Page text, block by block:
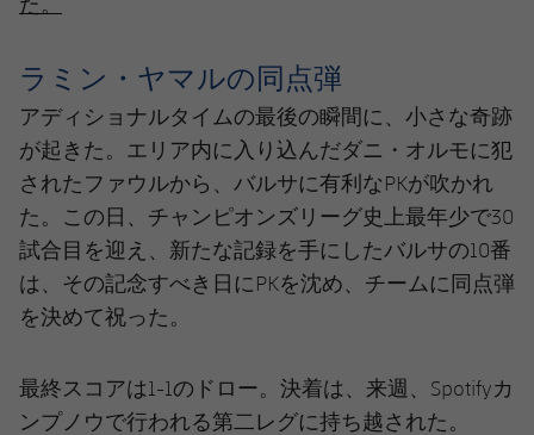
ラミン・ヤマルの同点弾
アディショナルタイムの最後の瞬間に、小さな奇跡
が起きた。エリア内に入り込んだダニ・オルモに犯
されたファウルから、バルサに有利なPKが吹かれ
た。この日、チャンピオンズリーグ史上最年少で30
試合目を迎え、新たな記録を手にしたバルサの10番
は、その記念すべき日にPKを沈め、チームに同点弾
を決めて祝った。
最終スコアは1-1のドロー。決着は、来週、Spotifyカ
ンプノウで行われる第二レグに持ち越された。